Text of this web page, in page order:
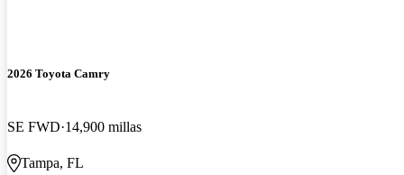
2026 Toyota Camry
SE FWD 14,900 millas
Tampa, FL